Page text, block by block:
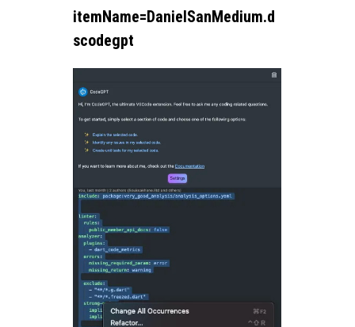
itemName=DanielSanMedium.d
scodegpt